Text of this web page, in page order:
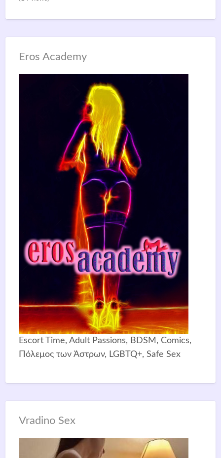
Eros Academy
Escort Time, Adult Passions, BDSM, Comics,
Πόλεμος των Άστρων, LGBTQ+, Safe Sex
Vradino Sex